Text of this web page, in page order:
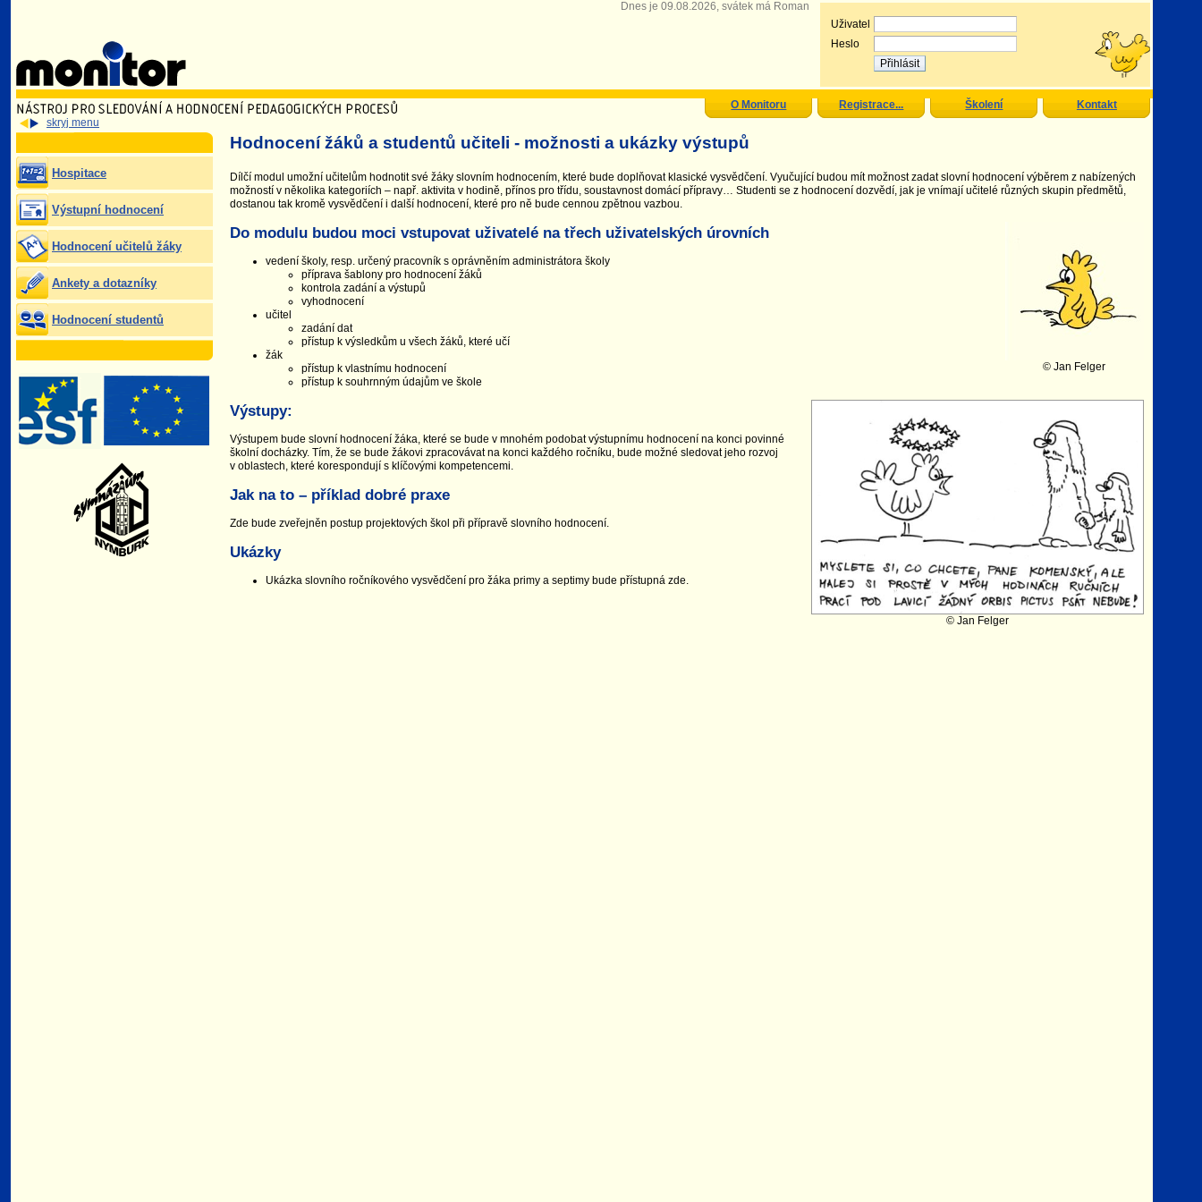
Monitor
Hodnocení žáků a studentů učiteli - možnosti a ukázky výstupů
Dílčí modul umožní učitelům hodnotit své žáky slovním hodnocením, které bude doplňovat klasické vysvědčení. Vyučující budou mít možnost zadat slovní hodnocení výběrem z nabízených
možností v několika kategoriích – např. aktivita v hodině, přínos pro třídu, soustavnost domácí přípravy… Studenti se z hodnocení dozvědí, jak je vnímají učitelé různých skupin předmětů,
dostanou tak kromě vysvědčení i další hodnocení, které pro ně bude cennou zpětnou vazbou.
© Jan Felger
Do modulu budou moci vstupovat uživatelé na třech uživatelských úrovních
vedení školy, resp. určený pracovník s oprávněním administrátora školy
příprava šablony pro hodnocení žáků
kontrola zadání a výstupů
vyhodnocení
učitel
zadání dat
přístup k výsledkům u všech žáků, které učí
žák
přístup k vlastnímu hodnocení
přístup k souhrnným údajům ve škole
© Jan Felger
Výstupy:
Výstupem bude slovní hodnocení žáka, které se bude v mnohém podobat výstupnímu hodnocení na konci povinné
školní docházky. Tím, že se bude žákovi zpracovávat na konci každého ročníku, bude možné sledovat jeho rozvoj
v oblastech, které korespondují s klíčovými kompetencemi.
Jak na to – příklad dobré praxe
Zde bude zveřejněn postup projektových škol při přípravě slovního hodnocení.
Ukázky
Ukázka slovního ročníkového vysvědčení pro žáka primy a septimy bude přístupná zde.
Uživatel
Heslo
Hospitace
Výstupní hodnocení
Hodnocení učitelů žáky
Ankety a dotazníky
Hodnocení studentů
O Monitoru Registrace... Školení
Kontakt
skryj menu
Dnes je 09.08.2026, svátek má Roman